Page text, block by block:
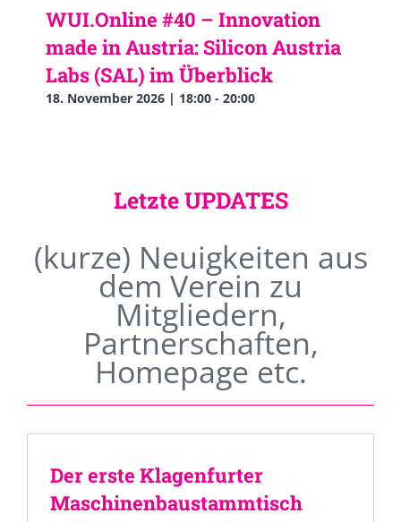
WUI.Online #40 – Innovation
made in Austria: Silicon Austria
Labs (SAL) im Überblick
18. November 2026 | 18:00 - 20:00
Letzte UPDATES
(kurze) Neuigkeiten aus
dem Verein zu
Mitgliedern,
Partnerschaften,
Homepage etc.
Der erste Klagenfurter
Maschinenbaustammtisch